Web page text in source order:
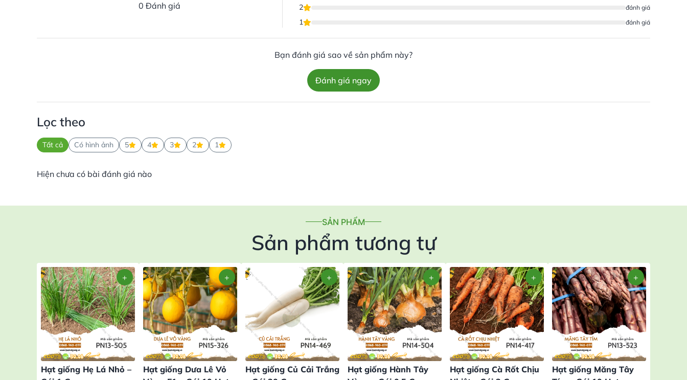
0 Đánh giá 2 đánh giá
1 đánh giá
Bạn đánh giá sao về sản phẩm này?
Đánh giá ngay
Lọc theo
Tất cả Có hình ảnh 5 4 3 2 1
Hiện chưa có bài đánh giá nào
SẢN PHẨM
Sản phẩm tương tự
Hạt giống Hẹ Lá Nhỏ –
Hạt giống Dưa Lê Vỏ
Hạt giống Củ Cải Trắng
Hạt giống Hành Tây
Hạt giống Cà Rốt Chịu
Hạt giống Măng Tây